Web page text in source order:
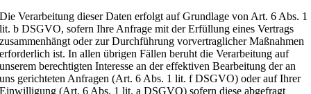
Die Verarbeitung dieser Daten erfolgt auf Grundlage von Art. 6 Abs. 1
lit. b DSGVO, sofern Ihre Anfrage mit der Erfüllung eines Vertrags
zusammenhängt oder zur Durchführung vorvertraglicher Maßnahmen
erforderlich ist. In allen übrigen Fällen beruht die Verarbeitung auf
unserem berechtigten Interesse an der effektiven Bearbeitung der an
uns gerichteten Anfragen (Art. 6 Abs. 1 lit. f DSGVO) oder auf Ihrer
Einwilligung (Art. 6 Abs. 1 lit. a DSGVO) sofern diese abgefragt